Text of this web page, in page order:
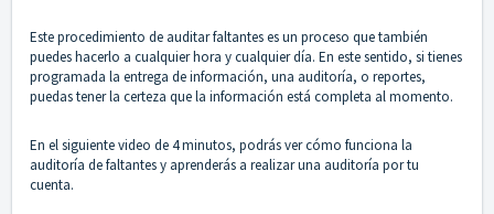
Este procedimiento de auditar faltantes es un proceso que también
puedes hacerlo a cualquier hora y cualquier día. En este sentido, si tienes
programada la entrega de información, una auditoría, o reportes,
puedas tener la certeza que la información está completa al momento.
En el siguiente video de 4 minutos, podrás ver cómo funciona la
auditoría de faltantes y aprenderás a realizar una auditoría por tu
cuenta.